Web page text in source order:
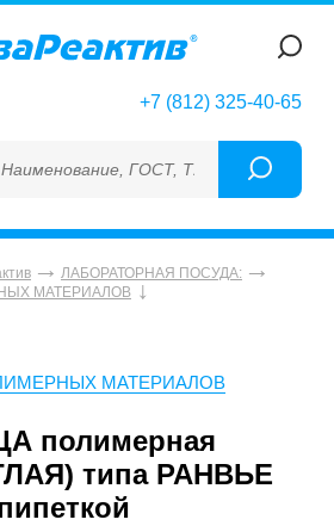
+7 (812) 325-40-65
ГОСТ, ТУ, ГСО, МСО, ОСО,
ЛАБОРАТОРНАЯ ПОСУДА:
МАТЕРИАЛОВ
МАТЕРИАЛОВ
полимерная
типа РАНВЬЕ